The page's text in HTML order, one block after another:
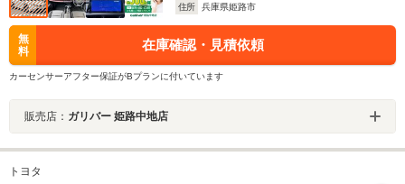
住所
兵庫県姫路市
無
料
在庫確認・見積依頼
カーセンサーアフター保証がBプランに付いています
販売店： ガリバー 姫路中地店
トヨタ